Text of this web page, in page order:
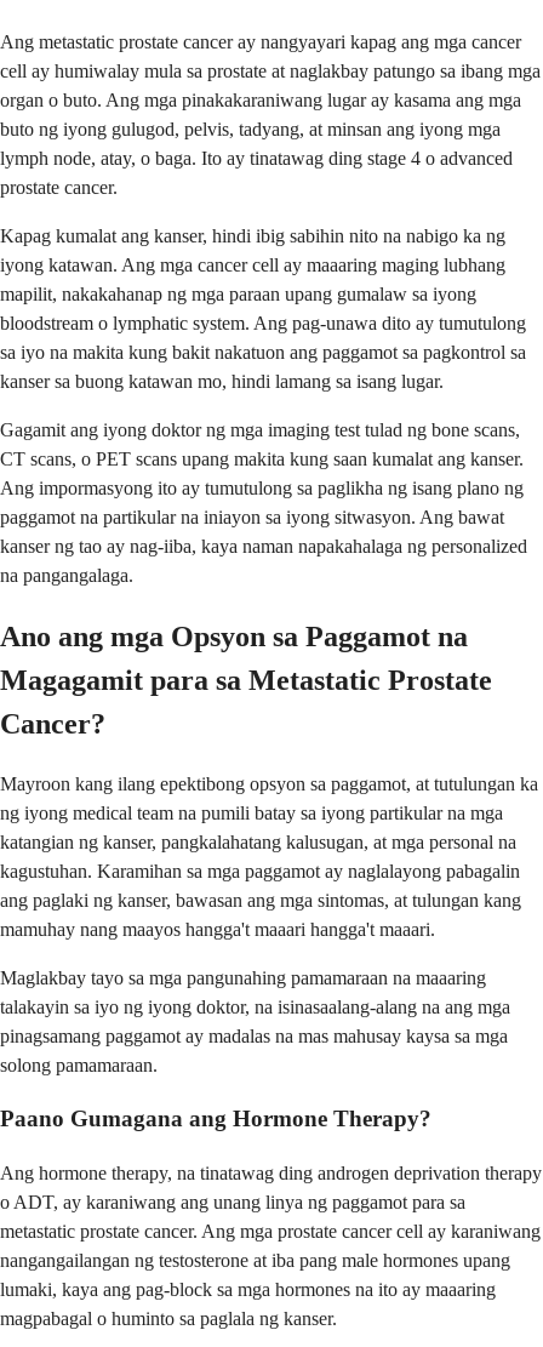
Ang metastatic prostate cancer ay nangyayari kapag ang mga cancer
cell ay humiwalay mula sa prostate at naglakbay patungo sa ibang mga
organ o buto. Ang mga pinakakaraniwang lugar ay kasama ang mga
buto ng iyong gulugod, pelvis, tadyang, at minsan ang iyong mga
lymph node, atay, o baga. Ito ay tinatawag ding stage 4 o advanced
prostate cancer.
Kapag kumalat ang kanser, hindi ibig sabihin nito na nabigo ka ng
iyong katawan. Ang mga cancer cell ay maaaring maging lubhang
mapilit, nakakahanap ng mga paraan upang gumalaw sa iyong
bloodstream o lymphatic system. Ang pag-unawa dito ay tumutulong
sa iyo na makita kung bakit nakatuon ang paggamot sa pagkontrol sa
kanser sa buong katawan mo, hindi lamang sa isang lugar.
Gagamit ang iyong doktor ng mga imaging test tulad ng bone scans,
CT scans, o PET scans upang makita kung saan kumalat ang kanser.
Ang impormasyong ito ay tumutulong sa paglikha ng isang plano ng
paggamot na partikular na iniayon sa iyong sitwasyon. Ang bawat
kanser ng tao ay nag-iiba, kaya naman napakahalaga ng personalized
na pangangalaga.
Ano ang mga Opsyon sa Paggamot na
Magagamit para sa Metastatic Prostate
Cancer?
Mayroon kang ilang epektibong opsyon sa paggamot, at tutulungan ka
ng iyong medical team na pumili batay sa iyong partikular na mga
katangian ng kanser, pangkalahatang kalusugan, at mga personal na
kagustuhan. Karamihan sa mga paggamot ay naglalayong pabagalin
ang paglaki ng kanser, bawasan ang mga sintomas, at tulungan kang
mamuhay nang maayos hangga't maaari hangga't maaari.
Maglakbay tayo sa mga pangunahing pamamaraan na maaaring
talakayin sa iyo ng iyong doktor, na isinasaalang-alang na ang mga
pinagsamang paggamot ay madalas na mas mahusay kaysa sa mga
solong pamamaraan.
Paano Gumagana ang Hormone Therapy?
Ang hormone therapy, na tinatawag ding androgen deprivation therapy
o ADT, ay karaniwang ang unang linya ng paggamot para sa
metastatic prostate cancer. Ang mga prostate cancer cell ay karaniwang
nangangailangan ng testosterone at iba pang male hormones upang
lumaki, kaya ang pag-block sa mga hormones na ito ay maaaring
magpabagal o huminto sa paglala ng kanser.